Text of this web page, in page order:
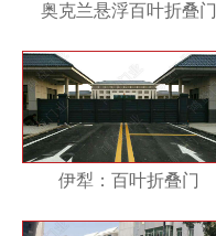
奥克兰悬浮百叶折叠门
伊犁：百叶折叠门